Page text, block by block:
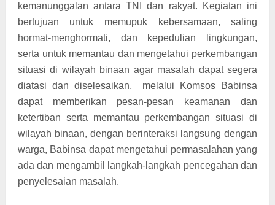
kemanunggalan antara TNI dan rakyat. Kegiatan ini
bertujuan untuk memupuk kebersamaan, saling
hormat-menghormati, dan kepedulian lingkungan,
serta untuk memantau dan mengetahui perkembangan
situasi di wilayah binaan agar masalah dapat segera
diatasi dan diselesaikan,
melalui Komsos Babinsa
dapat memberikan pesan-pesan keamanan dan
ketertiban serta memantau perkembangan situasi di
wilayah binaan, dengan berinteraksi langsung dengan
warga, Babinsa dapat mengetahui permasalahan yang
ada dan mengambil langkah-langkah pencegahan dan
penyelesaian masalah.